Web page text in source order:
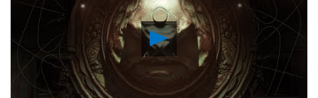
Reproducir
Video